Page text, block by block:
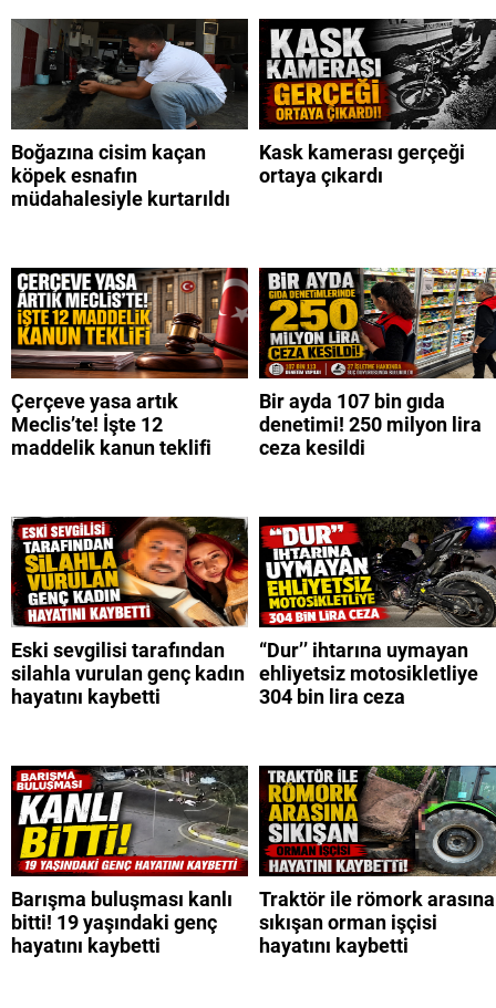
Boğazına cisim kaçan
köpek esnafın
müdahalesiyle kurtarıldı
Kask kamerası gerçeği
ortaya çıkardı
Çerçeve yasa artık
Meclis’te! İşte 12
maddelik kanun teklifi
Bir ayda 107 bin gıda
denetimi! 250 milyon lira
ceza kesildi
Eski sevgilisi tarafından
silahla vurulan genç kadın
hayatını kaybetti
“Dur’’ ihtarına uymayan
ehliyetsiz motosikletliye
304 bin lira ceza
Barışma buluşması kanlı
bitti! 19 yaşındaki genç
hayatını kaybetti
Traktör ile römork arasına
sıkışan orman işçisi
hayatını kaybetti